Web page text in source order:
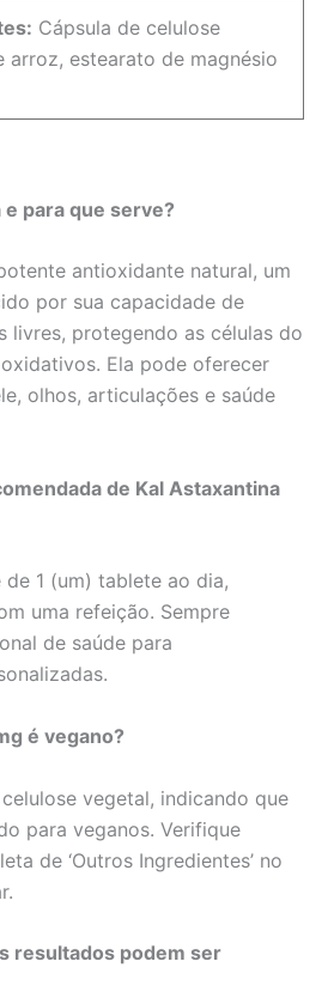
Cápsula de celulose
arroz, estearato de magnésio
para que serve?
antioxidante natural, um
por sua capacidade de
livres, protegendo as células do
Ela pode oferecer
olhos, articulações e saúde
de Kal Astaxantina
1 (um) tablete ao dia,
uma refeição. Sempre
de saúde para
é vegano?
vegetal, indicando que
para veganos. Verifique
de ‘Outros Ingredientes’ no
resultados podem ser